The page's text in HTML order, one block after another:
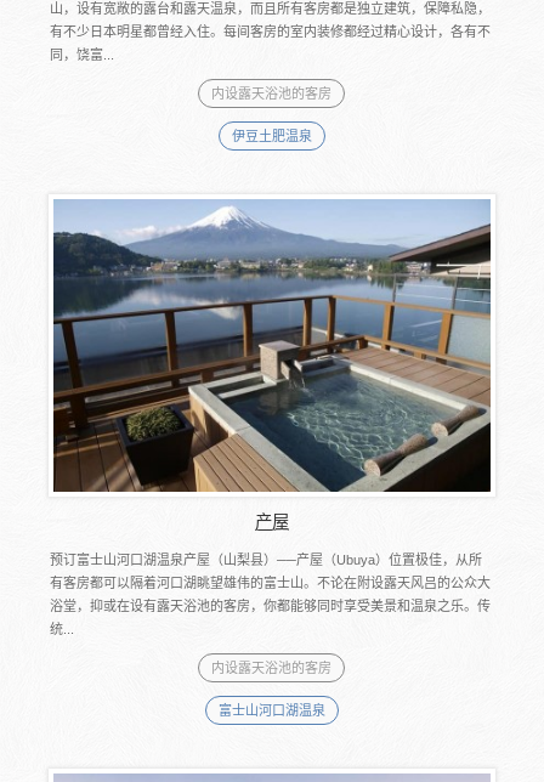
山，设有宽敞的露台和露天温泉，而且所有客房都是独立建筑，保障私隐，
有不少日本明星都曾经入住。每间客房的室内装修都经过精心设计，各有不
同，饶富...
内设露天浴池的客房
伊豆土肥温泉
产屋
预订富士山河口湖温泉产屋（山梨县）──产屋（Ubuya）位置极佳，从所
有客房都可以隔着河口湖眺望雄伟的富士山。不论在附设露天风吕的公众大
浴堂，抑或在设有露天浴池的客房，你都能够同时享受美景和温泉之乐。传
统...
内设露天浴池的客房
富士山河口湖温泉